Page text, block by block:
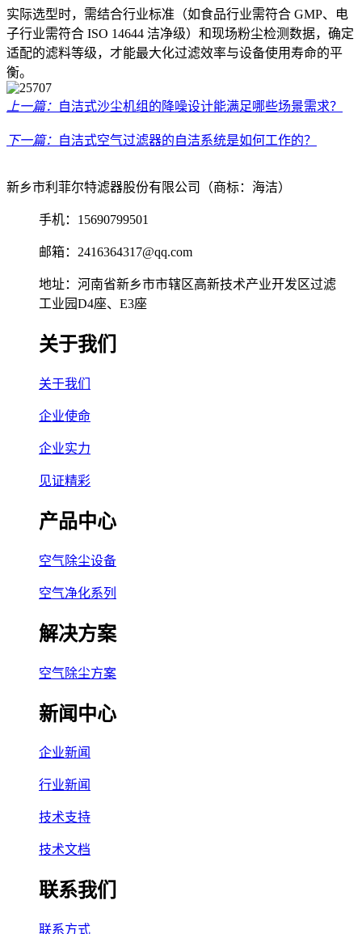
实际选型时，需结合行业标准（如食品行业需符合 GMP、电
子行业需符合 ISO 14644 洁净级）和现场粉尘检测数据，确定
适配的滤料等级，才能最大化过滤效率与设备使用寿命的平
衡。
上一篇： 自洁式沙尘机组的降噪设计能满足哪些场景需求？
下一篇： 自洁式空气过滤器的自洁系统是如何工作的？
新乡市利菲尔特滤器股份有限公司（商标：海洁）
手机：15690799501
邮箱：2416364317@qq.com
地址：河南省新乡市市辖区高新技术产业开发区过滤
工业园D4座、E3座
关于我们
关于我们
企业使命
企业实力
见证精彩
产品中心
空气除尘设备
空气净化系列
解决方案
空气除尘方案
新闻中心
企业新闻
行业新闻
技术支持
技术文档
联系我们
联系方式